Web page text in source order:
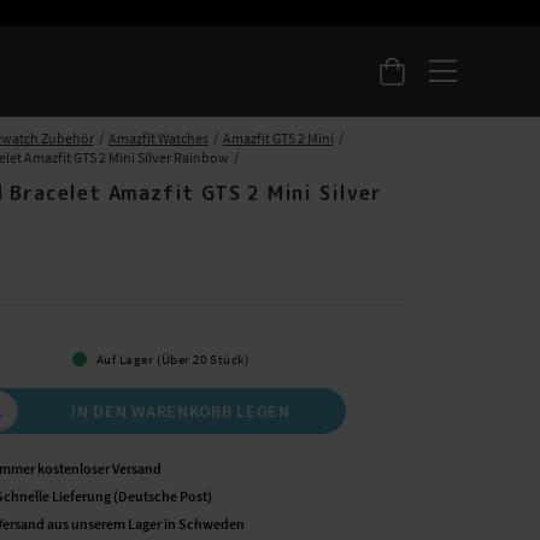
Zubehör Amazfit Watches
Amazfit GTS 2 Mini
Amazfit GTS 2 Mini Silver Rainbow
Bracelet Amazfit GTS 2 Mini Silver
Auf Lager (Über 20 Stück)
IN DEN WARENKORB LEGEN
kostenloser Versand
Lieferung (Deutsche Post)
aus unserem Lager in Schweden